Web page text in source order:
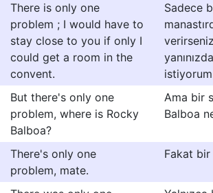
There is only one
problem ; I would have to
stay close to you if only I
could get a room in the
convent.
Sadece
But there's only one
problem, where is Rocky
Balboa?
Ama bir
Balboa
There's only one
problem, mate.
Fakat bir